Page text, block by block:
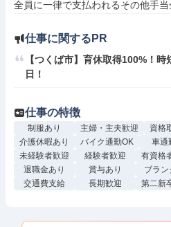
仕事に関するPR
【つくば市】育休取得100%！
日！
仕事の特徴
制服あり 主婦・主夫歓迎 資格
介護休暇あり
バイク通勤OK 車通
未経験者歓迎
経験者歓迎 有資格
退職金あり
賞与あり ブラン
交通費支給
長期歓迎 第二新